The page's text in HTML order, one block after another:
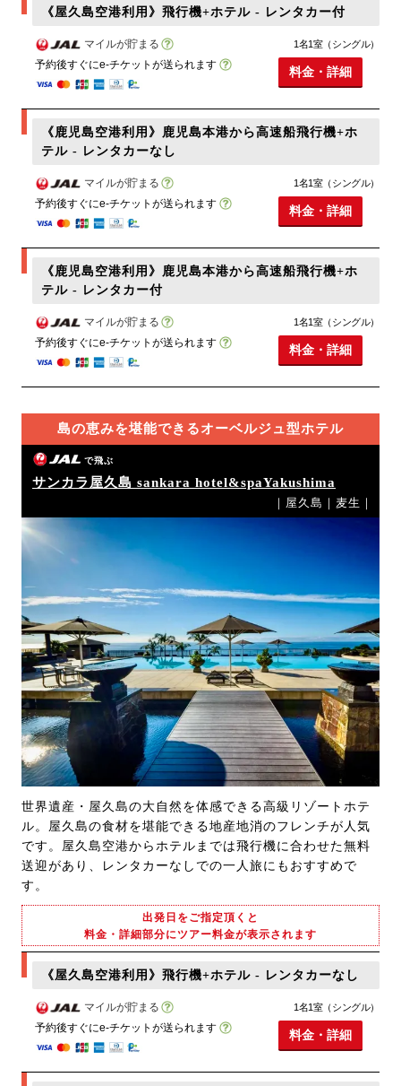
《屋久島空港利用》飛行機+ホテル - レンタカー付
マイルが貯まる
予約後すぐにe-チケットが送られます
1名1室（シングル）
料金・詳細
《鹿児島空港利用》鹿児島本港から高速船飛行機+ホ
テル - レンタカーなし
マイルが貯まる
予約後すぐにe-チケットが送られます
1名1室（シングル）
料金・詳細
《鹿児島空港利用》鹿児島本港から高速船飛行機+ホ
テル - レンタカー付
マイルが貯まる
予約後すぐにe-チケットが送られます
1名1室（シングル）
料金・詳細
島の恵みを堪能できるオーベルジュ型ホテル
で飛ぶ
サンカラ屋久島 sankara hotel&spaYakushima
｜屋久島｜麦生｜
世界遺産・屋久島の大自然を体感できる高級リゾートホテ
ル。屋久島の食材を堪能できる地産地消のフレンチが人気
です。屋久島空港からホテルまでは飛行機に合わせた無料
送迎があり、レンタカーなしでの一人旅にもおすすめで
す。
出発日をご指定頂くと
料金・詳細部分にツアー料金が表示されます
《屋久島空港利用》飛行機+ホテル - レンタカーなし
マイルが貯まる
予約後すぐにe-チケットが送られます
1名1室（シングル）
料金・詳細